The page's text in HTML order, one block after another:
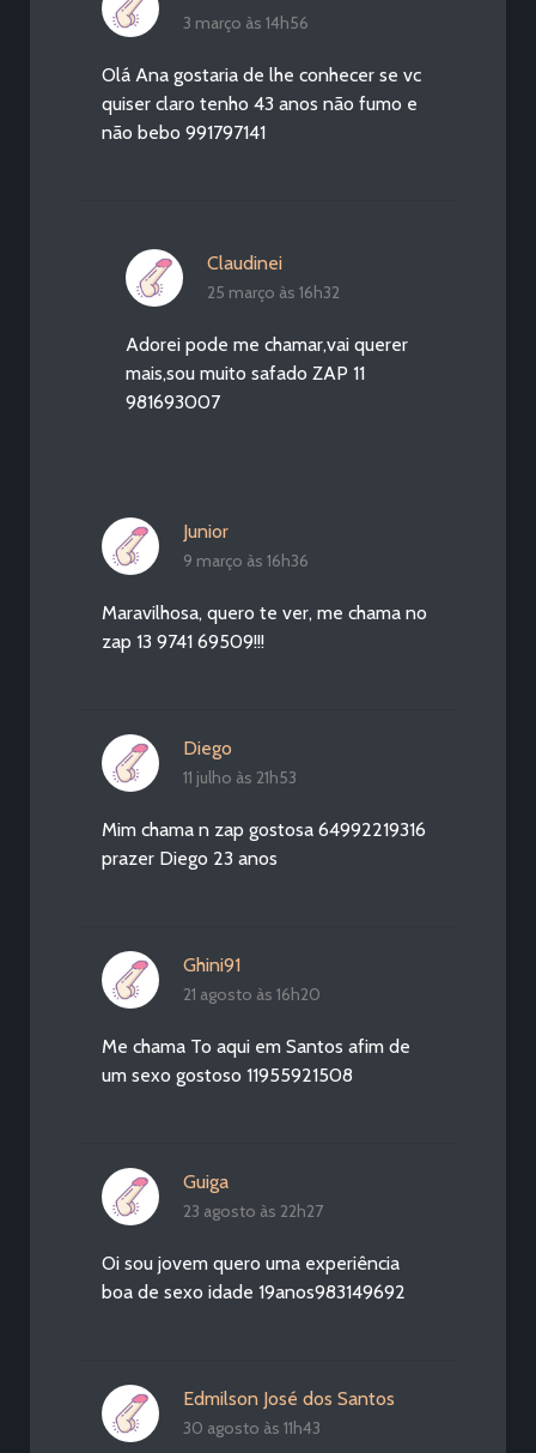
3 março às 14h56
Olá Ana gostaria de lhe conhecer se vc
quiser claro tenho 43 anos não fumo e
não bebo 991797141
Claudinei
25 março às 16h32
Adorei pode me chamar,vai querer
mais,sou muito safado ZAP 11
981693007
Junior
9 março às 16h36
Maravilhosa, quero te ver, me chama no
zap 13 9741 69509!!!
Diego
11 julho às 21h53
Mim chama n zap gostosa 64992219316
prazer Diego 23 anos
Ghini91
21 agosto às 16h20
Me chama To aqui em Santos afim de
um sexo gostoso 11955921508
Guiga
23 agosto às 22h27
Oi sou jovem quero uma experiência
boa de sexo idade 19anos983149692
Edmilson José dos Santos
30 agosto às 11h43